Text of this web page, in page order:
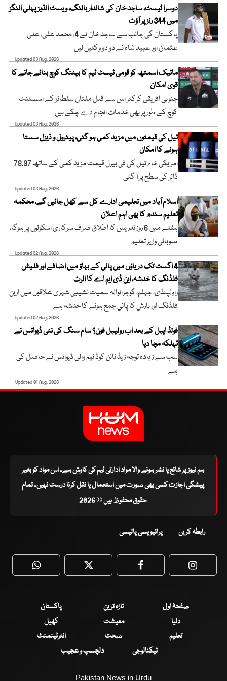
دوسرا ٹیسٹ، ساجد خان کی شاندار بالنگ، ویسٹ انڈیز پہلی اننگز
میں 344 رنز پر آؤٹ
پاکستان کی جانب سے ساجد خان نے 4، محمد علی، علی
عثمان اور عبید شاہ نے دو دو وکٹیں لیں
Updated 03 Aug, 2026
مائیک اسمتھ کو قومی ٹیسٹ ٹیم کا بیٹنگ کوچ بنائے جانے کا
قوی امکان
جنوبی افریقی کرکٹر اس سے قبل ملتان سلطانز کے اسسٹنٹ
کوچ کے طور پر بھی خدمات انجام دے چکے ہیں
Updated 03 Aug, 2026
تیل کی قیمتوں میں مزید کمی ہو گئی، پیٹرول و ڈیزل سستا
ہونے کا امکان
امریکی خام تیل کی فی بیرل قیمت مزید کمی کے ساتھ 78.97
ڈالر کی سطح پر آ گئی
Updated 03 Aug, 2026
اسلام آباد میں تعلیمی ادارے کل سے کھل جائیں گے، محکمہ
تعلیم سندھ کا بھی اہم اعلان
ہفتے میں 6 روز تدریس کا اطلاق صرف سرکاری اسکولوں پر ہوگا،
صوبائی وزیر تعلیم
Updated 02 Aug, 2026
4 اگست تک دریاؤں میں پانی کے بہاؤ میں اضافے اور فلیش
فلڈنگ کا خدشہ، این ڈی ایم اے کا الرٹ
راولپنڈی، جہلم، گوجرانوالہ سمیت نشیبی شہری علاقوں میں اربن
فلڈنگ اور بارش کا پانی جمع ہونے کا خدشہ ہے
Updated 02 Aug, 2026
فولڈ ایبل کے بعد اب رولیبل فون؟ سام سنگ کی نئی ڈیوائس نے
تہلکہ مچا دیا
سب سے زیادہ توجہ زیڈ نائن کوڈ نیم والی ڈیوائس نے حاصل کی
ہے
Updated 01 Aug, 2026
ہم نیوز پر شائع یا نشر ہونے والا مواد ادارتی ٹیم کی کاوش ہے۔ اس مواد کو بغیر
پیشگی اجازت کسی بھی صورت میں استعمال یا نقل کرنا درست نہیں۔ تمام
حقوق محفوظ ہیں © 2026
رابطہ کریں پرائیویسی پالیسی
WhatsApp Twitter Facebook
صفحۂ اول تازہ ترین
پاکستان
دنیا
معیشت
کھیل
تعلیم
صحت
انٹرٹینمنٹ
ٹیکنالوجی
دلچسپ و عجیب
Pakistan News in Urdu